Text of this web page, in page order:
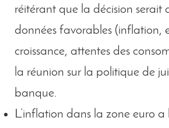
réitérant que la décision serait
données favorables (inflation,
croissance, attentes des
la réunion sur la politique de
banque.
L’inflation dans la zone euro